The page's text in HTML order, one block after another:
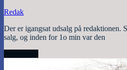
Redak
Der er igangsat udsalg på redaktionen.
salg, og inden for 1o min var den